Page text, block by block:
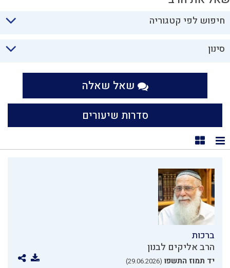
חיפוש לפי קטגוריה
סינון
שאל שאלה
סדרות שיעורים
תצוגת רשימה
תצוגת קוביות
ברכות
הרב אליקים לבנון
יד תמוז התשפו (29.06.2026)